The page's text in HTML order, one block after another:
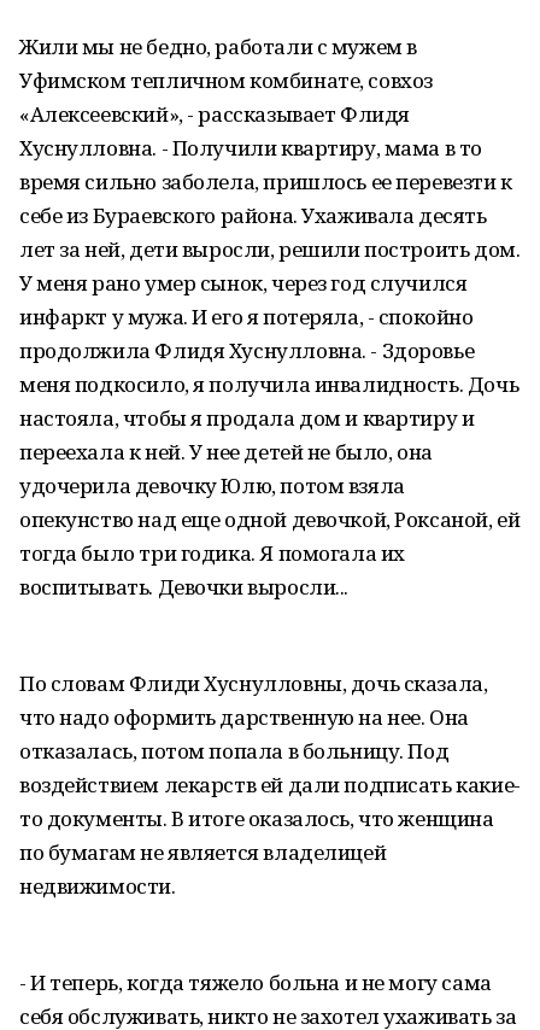
Жили мы не бедно, работали с мужем в
Уфимском тепличном комбинате, совхоз
«Алексеевский», - рассказывает Флидя
Хуснулловна. - Получили квартиру, мама в то
время сильно заболела, пришлось ее перевезти к
себе из Бураевского района. Ухаживала десять
лет за ней, дети выросли, решили построить дом.
У меня рано умер сынок, через год случился
инфаркт у мужа. И его я потеряла, - спокойно
продолжила Флидя Хуснулловна. - Здоровье
меня подкосило, я получила инвалидность. Дочь
настояла, чтобы я продала дом и квартиру и
переехала к ней. У нее детей не было, она
удочерила девочку Юлю, потом взяла
опекунство над еще одной девочкой, Роксаной, ей
тогда было три годика. Я помогала их
воспитывать. Девочки выросли...
По словам Флиди Хуснулловны, дочь сказала,
что надо оформить дарственную на нее. Она
отказалась, потом попала в больницу. Под
воздействием лекарств ей дали подписать какие-
то документы. В итоге оказалось, что женщина
по бумагам не является владелицей
недвижимости.
- И теперь, когда тяжело больна и не могу сама
себя обслуживать, никто не захотел ухаживать за